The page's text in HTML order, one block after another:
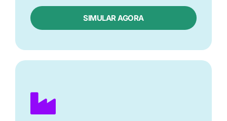
SIMULAR AGORA